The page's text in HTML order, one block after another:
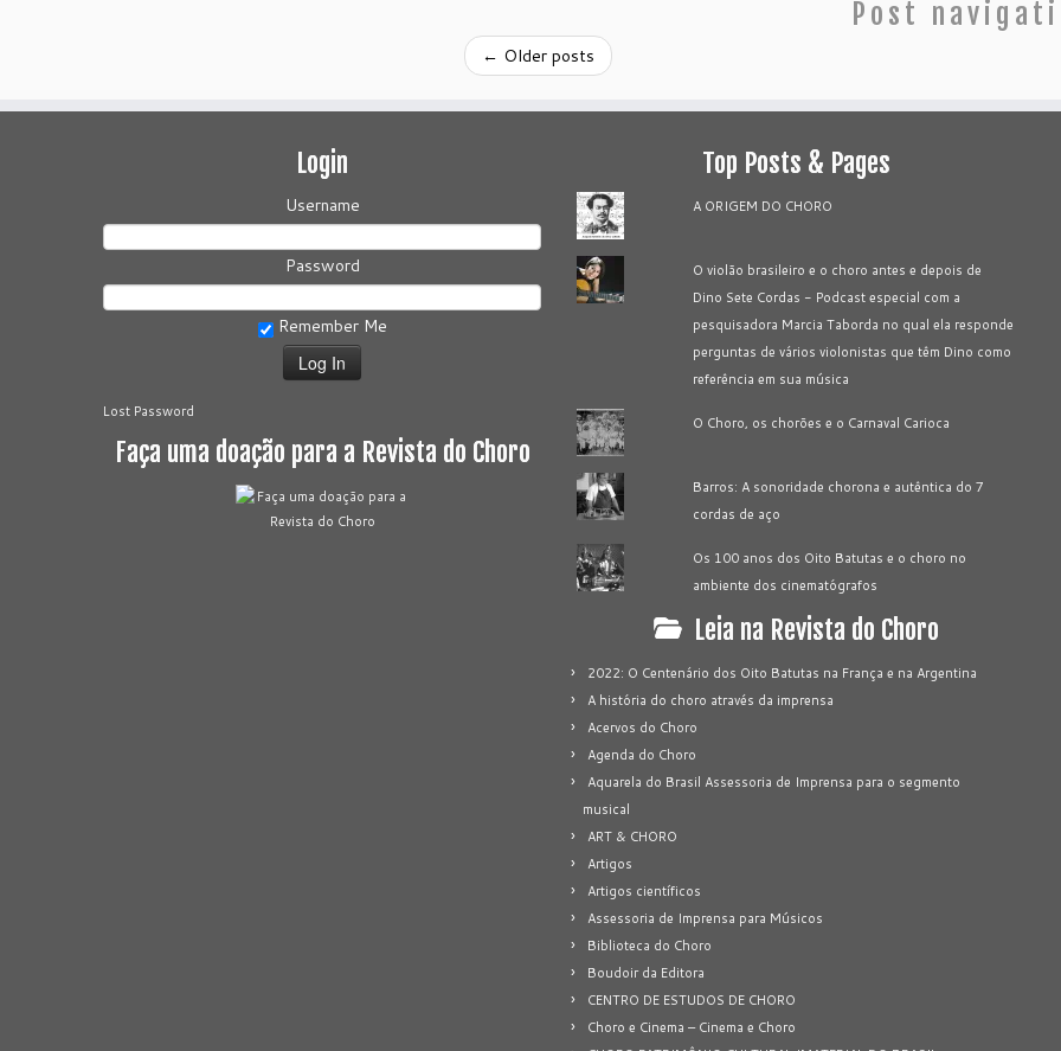
Post
← Older posts
Login
Username
Password
Remember Me
Lost Password
Faça uma doação para a Revista do Choro
Top Posts & Pages
A ORIGEM DO CHORO
O violão brasileiro e o choro antes e depois de
Dino Sete Cordas - Podcast especial com a
pesquisadora Marcia Taborda no qual ela responde
perguntas de vários violonistas que têm Dino como
referência em sua música
O Choro, os chorões e o Carnaval Carioca
Barros: A sonoridade chorona e autêntica do 7
cordas de aço
Os 100 anos dos Oito Batutas e o choro no
ambiente dos cinematógrafos
Leia na Revista do Choro
2022: O Centenário dos Oito Batutas na França e na Argentina
A história do choro através da imprensa
Acervos do Choro
Agenda do Choro
Aquarela do Brasil Assessoria de Imprensa para o segmento
musical
ART & CHORO
Artigos
Artigos científicos
Assessoria de Imprensa para Músicos
Biblioteca do Choro
Boudoir da Editora
CENTRO DE ESTUDOS DE CHORO
Choro e Cinema – Cinema e Choro